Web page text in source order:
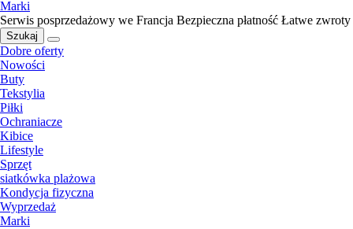
Marki
Serwis posprzedażowy we Francja Bezpieczna płatność Łatwe zwroty
Szukaj
Dobre oferty
Nowości
Buty
Tekstylia
Piłki
Ochraniacze
Kibice
Lifestyle
Sprzęt
siatkówka plażowa
Kondycja fizyczna
Wyprzedaż
Marki